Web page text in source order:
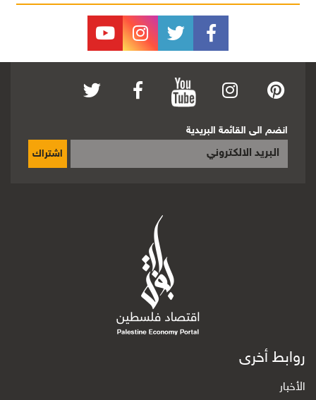
انضم الى القائمة البريدية
اشتراك
روابط أخرى
الأخبار